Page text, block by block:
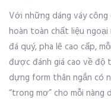
Với những dáng váy
hoàn toàn chất liệu
đá quý, pha lê cao cấp,
được đánh giá cao về độ
dựng form thân ngắn có
“trong mơ” cho mỗi nàng